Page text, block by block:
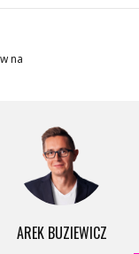
na
AREK BUZIEWICZ